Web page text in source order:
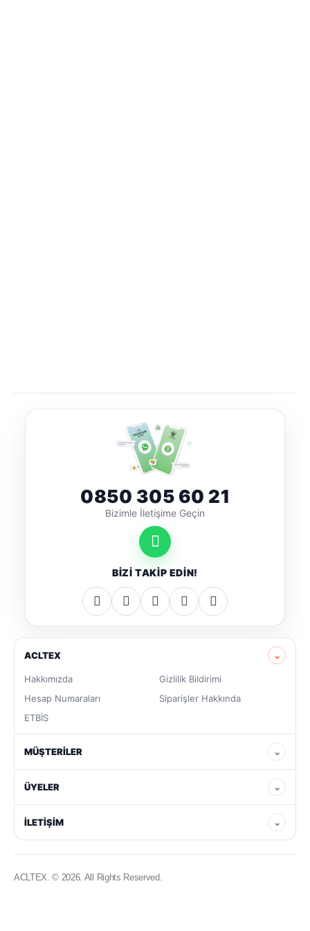
0850 305 60 21
Bizimle İletişime Geçin
BİZİ TAKİP EDİN!
ACLTEX ⌄
Hakkımızda
Gizlilik Bildirimi
Hesap Numaraları
Siparişler Hakkında
ETBİS
MÜŞTERILER ⌄
ÜYELER ⌄
İLETIŞIM ⌄
ACLTEX. © 2026. All Rights Reserved.